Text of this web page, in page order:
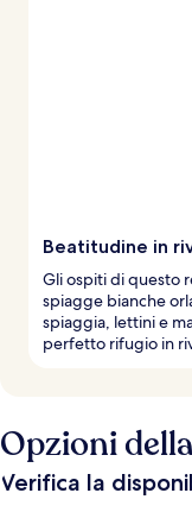
Beatitudine in
Gli ospiti di questo
spiagge bianche
spiaggia, lettini e
perfetto rifugio in
Opzioni
Verifica la